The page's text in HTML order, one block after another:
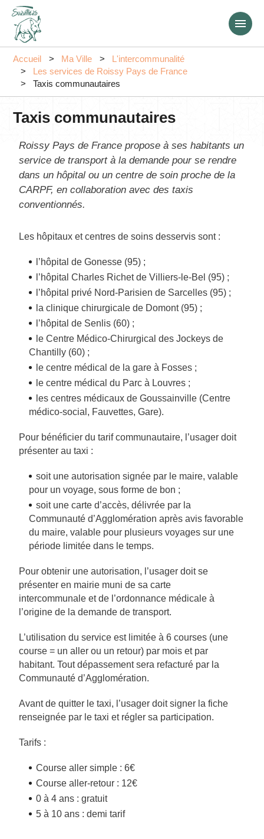
Accueil Ma Ville
L'intercommunalité
Les services de Roissy Pays de France
Taxis communautaires
Taxis communautaires
Roissy Pays de France propose à ses habitants un
service de transport à la demande pour se rendre
dans un hôpital ou un centre de soin proche de la
CARPF, en collaboration avec des taxis
conventionnés.
Les hôpitaux et centres de soins desservis sont :
l’hôpital de Gonesse (95) ;
l’hôpital Charles Richet de Villiers-le-Bel (95) ;
l’hôpital privé Nord-Parisien de Sarcelles (95) ;
la clinique chirurgicale de Domont (95) ;
l’hôpital de Senlis (60) ;
le Centre Médico-Chirurgical des Jockeys de
Chantilly (60) ;
le centre médical de la gare à Fosses ;
le centre médical du Parc à Louvres ;
les centres médicaux de Goussainville (Centre
médico-social, Fauvettes, Gare).
Pour bénéficier du tarif communautaire, l’usager doit
présenter au taxi :
soit une autorisation signée par le maire, valable
pour un voyage, sous forme de bon ;
soit une carte d’accès, délivrée par la
Communauté d’Agglomération après avis favorable
du maire, valable pour plusieurs voyages sur une
période limitée dans le temps.
Pour obtenir une autorisation, l’usager doit se
présenter en mairie muni de sa carte
intercommunale et de l’ordonnance médicale à
l’origine de la demande de transport.
L’utilisation du service est limitée à 6 courses (une
course = un aller ou un retour) par mois et par
habitant. Tout dépassement sera refacturé par la
Communauté d’Agglomération.
Avant de quitter le taxi, l’usager doit signer la fiche
renseignée par le taxi et régler sa participation.
Tarifs :
Course aller simple : 6€
Course aller-retour : 12€
0 à 4 ans : gratuit
5 à 10 ans : demi tarif